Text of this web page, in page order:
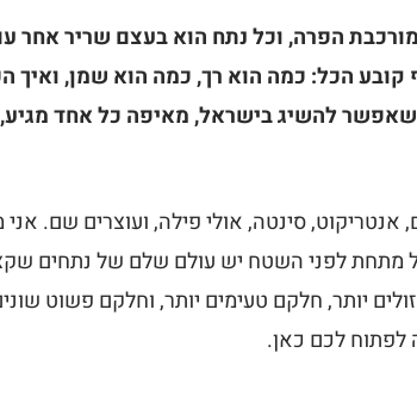
הפרה, וכל נתח הוא בעצם שריר אחר
הכל: כמה הוא רך, כמה הוא שמן, ואיך
להשיג בישראל, מאיפה כל אחד מגיע,
סינטה, אולי פילה, ועוצרים שם.
מתחת לפני השטח יש עולם שלם של נתחים
יותר, חלקם טעימים יותר, וחלקם פשוט
לפתוח לכם כאן.